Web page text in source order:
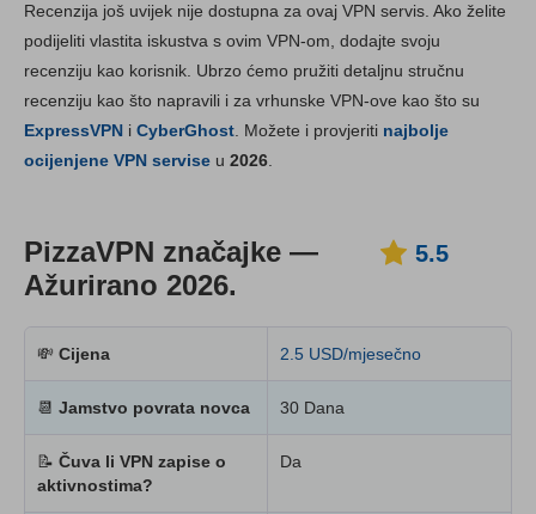
Ključne značajke 5.5
Instalacija i aplikacije 5.6
Pouzdanost i podrška 3.6
Recenzija još uvijek nije dostupna za ovaj VPN servis. Ako želite
podijeliti vlastita iskustva s ovim VPN-om, dodajte svoju
recenziju kao korisnik. Ubrzo ćemo pružiti detaljnu stručnu
recenziju kao što napravili i za vrhunske VPN-ove kao što su
ExpressVPN i CyberGhost. Možete i provjeriti najbolje
ocijenjene VPN servise u 2026.
PizzaVPN značajke —
Ažurirano 2026.
5.5
💸 Cijena 2.5 USD/mjesečno
📆 Jamstvo povrata novca 30 Dana
📝 Čuva li VPN zapise o
aktivnostima?
Da